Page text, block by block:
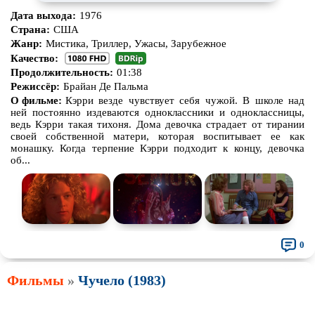
Дата выхода: 1976
Страна: США
Жанр: Мистика, Триллер, Ужасы, Зарубежное
Качество:
Продолжительность: 01:38
Режиссёр: Брайан Де Пальма
О фильме: Кэрри везде чувствует себя чужой. В школе над
ней постоянно издеваются одноклассники и одноклассницы,
ведь Кэрри такая тихоня. Дома девочка страдает от тирании
своей собственной матери, которая воспитывает ее как
монашку. Когда терпение Кэрри подходит к концу, девочка
об...
0
Фильмы » Чучело (1983)